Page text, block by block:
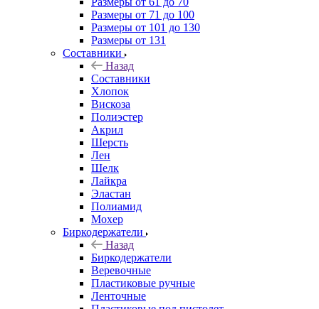
Размеры от 71 до 100
Размеры от 101 до 130
Размеры от 131
Составники
Назад
Составники
Хлопок
Вискоза
Полиэстер
Акрил
Шерсть
Лен
Шелк
Лайкра
Эластан
Полиамид
Мохер
Биркодержатели
Назад
Биркодержатели
Веревочные
Пластиковые ручные
Ленточные